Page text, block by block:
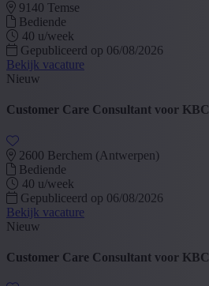
9140 Temse
Bediende
40 u/week
Gepubliceerd op 06/08/2026
Bekijk vacature
Nieuw
Customer Care Consultant voor KBC
2600 Berchem (Antwerpen)
Bediende
40 u/week
Gepubliceerd op 06/08/2026
Bekijk vacature
Nieuw
Customer Care Consultant voor KBC